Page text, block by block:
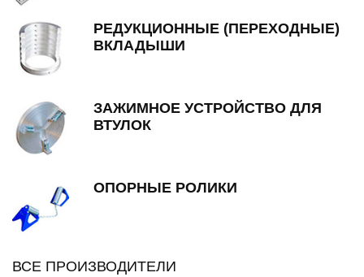
РЕДУКЦИОННЫЕ (ПЕРЕХОДНЫЕ)
ВКЛАДЫШИ
ЗАЖИМНОЕ УСТРОЙСТВО ДЛЯ
ВТУЛОК
ОПОРНЫЕ РОЛИКИ
ВСЕ ПРОИЗВОДИТЕЛИ